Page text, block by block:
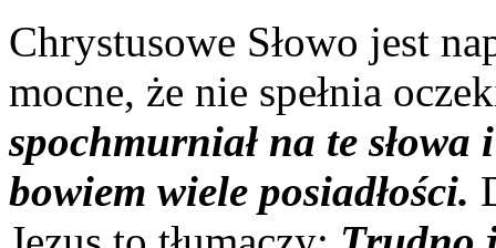
Chrystusowe Słowo jest
mocne, że nie spełnia
spochmurniał na te słowa
bowiem wiele posiadłości.